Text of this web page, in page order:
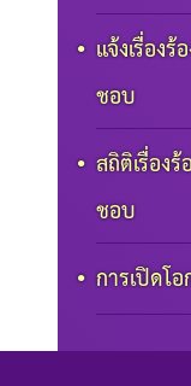
แจ้งเรื่อง
ชอบ
สถิติเรื่อง
ชอบ
การเปิดโ